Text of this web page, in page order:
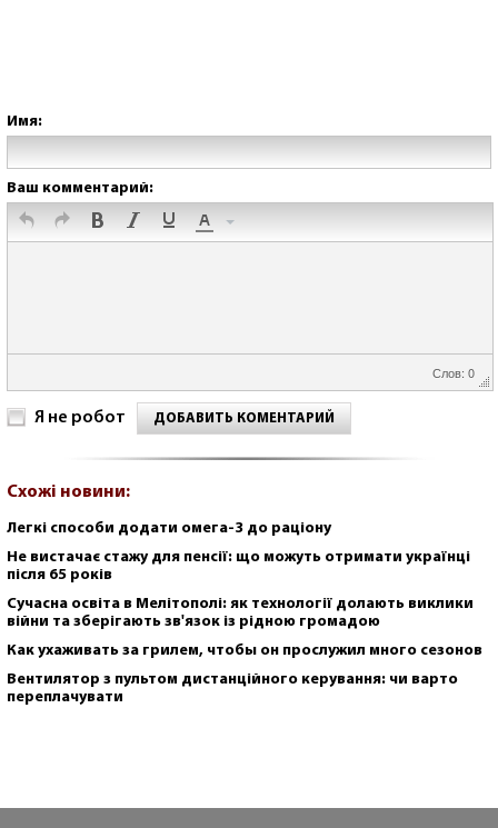
Имя:
Ваш комментарий:
Слов: 0
Я не робот ДОБАВИТЬ КОМЕНТАРИЙ
Схожі новини:
Легкі способи додати омега-3 до раціону
Не вистачає стажу для пенсії: що можуть отримати українці
після 65 років
Сучасна освіта в Мелітополі: як технології долають виклики
війни та зберігають зв'язок із рідною громадою
Как ухаживать за грилем, чтобы он прослужил много сезонов
Вентилятор з пультом дистанційного керування: чи варто
переплачувати